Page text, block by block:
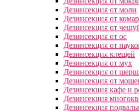
Дезинсекция от моли
Дезинсекция от
Дезинсекция от
Дезинсекция от ос
Дезинсекция от
Дезинсекция клещей
Дезинсекция от мух
Дезинсекция от
Дезинсекция от
Дезинсекция кафе и
Дезинсекция
Дезинсекция